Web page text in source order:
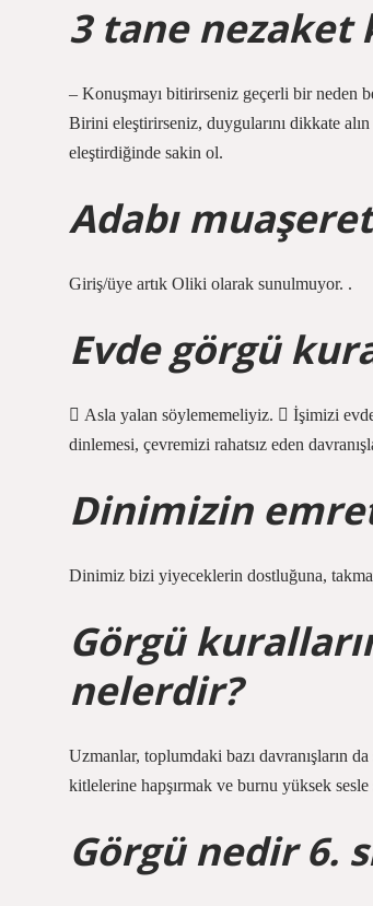
3 tane nezaket
– Konuşmayı bitirirseniz geçerli bir neden
Birini eleştirirseniz, duygularını dikkate
eleştirdiğinde sakin ol.
Adabı
Giriş/üye artık Oliki olarak sunulmuyor. .
Evde görgü
 Asla yalan söylememeliyiz.  İşimizi
dinlemesi, çevremizi rahatsız eden
Dinimizin
Dinimiz bizi yiyeceklerin dostluğuna,
Görgü
nelerdir?
Uzmanlar, toplumdaki bazı davranışların
kitlelerine hapşırmak ve burnu yüksek
Görgü nedir 6.